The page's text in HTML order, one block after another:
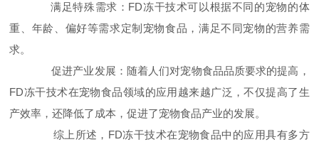
满足特殊需求：FD冻干技术可以根据不同的宠物的体
重、年龄、偏好等需求定制宠物食品，满足不同宠物的营养需
求。
促进产业发展：随着人们对宠物食品品质要求的提高，
FD冻干技术在宠物食品领域的应用越来越广泛，不仅提高了生
产效率，还降低了成本，促进了宠物食品产业的发展。
综上所述，FD冻干技术在宠物食品中的应用具有多方